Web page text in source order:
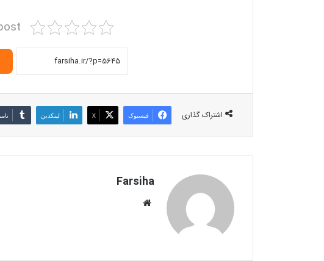
اشتراک گذاری فیسبوک X لینکدین
Farsiha